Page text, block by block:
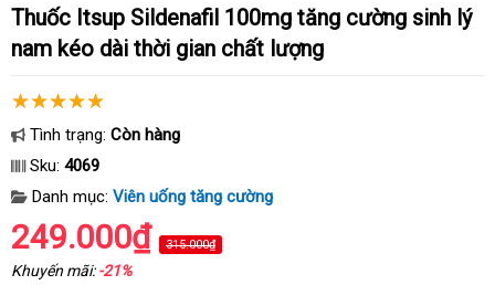
Thuốc Itsup Sildenafil 100mg tăng cường sinh lý
nam kéo dài thời gian chất lượng
Tình trạng: Còn hàng
Sku: 4069
Danh mục: Viên uống tăng cường
249.000₫ 315.000₫
Khuyến mãi:-21%